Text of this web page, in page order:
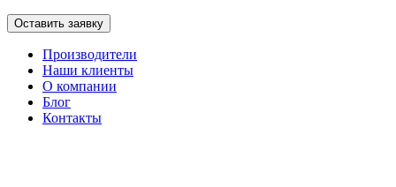
Оставить заявку
Производители
Наши клиенты
О компании
Блог
Контакты